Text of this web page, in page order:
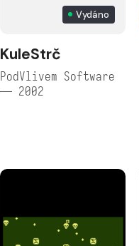
Vydáno
KuleStrč
PodVlivem Software
— 2002